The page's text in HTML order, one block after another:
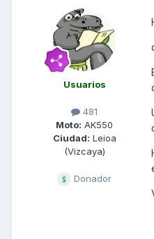
Usuarios
481
Moto: AK550
Ciudad: Leioa
(Vizcaya)
Donador